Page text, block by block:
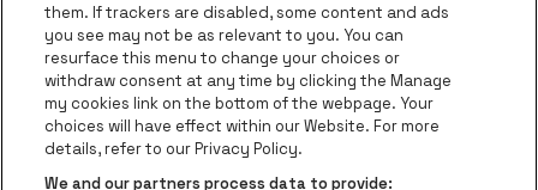
Ga naar de
Ga naar de website van Champagne
Ga naar de website
Ga naar de website van Het
Ga naar de
AFAS Dome is een deel van be•at
AFAS Dome
them. If trackers are disabled, some content and ads
you see may not be as relevant to you. You can
resurface this menu to change your choices or
withdraw consent at any time by clicking the Manage
my cookies link on the bottom of the webpage. Your
choices will have effect within our Website. For more
details, refer to our Privacy Policy.
We and our partners process data to provide: